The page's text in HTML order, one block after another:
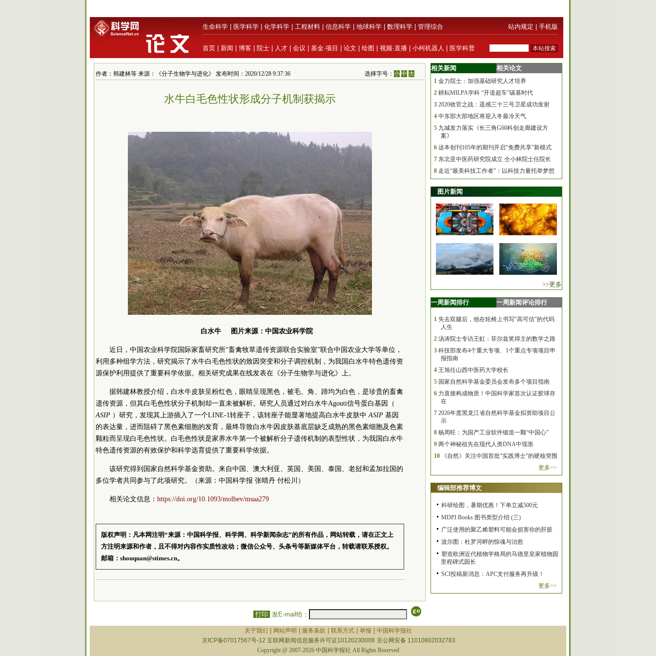
生命科学 医学科学 化学科学 工程材料 信息科学 地球科学 数理科学 管理综合 站内规定 手机版
首页 新闻 博客 院士 人才 会议 基金·项目 论文 绘图 视频·直播 小柯机器人 医学科普
作者：韩建林等 来源：《分子生物学与进化》 发布时间：2020/12/28 9:37:36 选择字号：小 中 大
水牛白毛色性状形成分子机制获揭示
白水牛 图片来源： 中国农业科学院
近日，中国农业科学院国际家畜研究所“畜禽牧草遗传资源联合实验室”联合中国农业大学等单位，
利用多种组学方法，研究揭示了水牛白毛色性状的致因突变和分子调控机制，为我国白水牛特色遗传资
源保护利用提供了重要科学依据。相关研究成果在线发表在《分子生物学与进化》上。
据韩建林教授介绍，白水牛皮肤呈粉红色，眼睛呈现黑色，被毛、角、蹄均为白色，是珍贵的畜禽
遗传资源，但其白毛色性状分子机制却一直未被解析。研究人员通过对白水牛Agouti信号蛋白基因（
ASIP ）研究，发现其上游插入了一个LINE-1转座子，该转座子能显著地提高白水牛皮肤中 ASIP 基因
的表达量，进而阻碍了黑色素细胞的发育，最终导致白水牛因皮肤基底层缺乏成熟的黑色素细胞及色素
颗粒而呈现白毛色性状。白毛色性状是家养水牛第一个被解析分子遗传机制的表型性状，为我国白水牛
特色遗传资源的有效保护和科学选育提供了重要科学依据。
该研究得到国家自然科学基金资助。来自中国、澳大利亚、英国、美国、泰国、老挝和孟加拉国的
多位学者共同参与了此项研究。（来源：中国科学报 张晴丹 付松川）
相关论文信息： https://doi.org/10.1093/molbev/msaa279
版权声明：凡本网注明“来源：中国科学报、科学网、科学新闻杂志”的所有作品，网站转载，请在正文上
方注明来源和作者，且不得对内容作实质性改动；微信公众号、头条号等新媒体平台，转载请联系授权。
邮箱：shouquan@stimes.cn。
打印 发E-mail给：
相关新闻 相关论文
1 金力院士：加强基础研究人才培养
2 耕耘MILPA学科 “开道超车”碳基时代
3 2020收官之战：遥感三十三号卫星成功发射
4 中东部大部地区将迎入冬最冷天气
5 九城发力落实《长三角G60科创走廊建设方
案》
6 这本创刊105年的期刊开启“免费共享”新模式
7 东北亚中医药研究院成立 仝小林院士任院长
8 走近“最美科技工作者”：以科技力量托举梦想
图片新闻
>>更多
一周新闻排行 一周新闻评论排行
1 失去双腿后，他在轮椅上书写“高可信”的代码
人生
2 汤涛院士专访王虹：菲尔兹奖得主的数学之路
3 科技部发布4个重大专项、1个重点专项项目申
报指南
4 王旭任山西中医药大学校长
5 国家自然科学基金委员会发布多个项目指南
6 力直接构成物质！中国科学家首次认证胶球存
在
7 2026年度黑龙江省自然科学基金拟资助项目公
示
8 杨周旺：为国产工业软件锻造一颗“中国心”
9 两个神秘祖先在现代人类DNA中现形
10
《自然》关注中国首批“实践博士”的硬核突围
更多>>
编辑部推荐博文
科研绘图，暑期优惠！下单立减500元
MDPI Books 图书类型介绍 (三)
广泛使用的聚乙烯塑料可能会损害你的肝脏
波尔图：杜罗河畔的惊魂与治愈
塑造欧洲近代植物学格局的马德里皇家植物园
里程碑式园长
SCI投稿新消息：APC支付服务再升级！
更多>>
关于我们 网站声明 服务条款 联系方式| 举报
中国科学报社
京ICP备07017567号-12 互联网新闻信息服务许可证10120230008 京公网安备 11010802032783
Copyright @ 2007-2026 中国科学报社 All Rights Reserved